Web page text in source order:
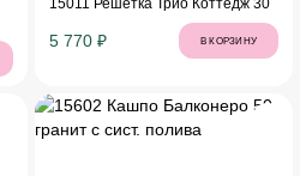
15011 Решетка Трио Коттедж 30
5 770 ₽ В КОРЗИНУ